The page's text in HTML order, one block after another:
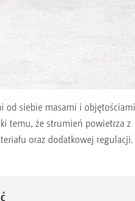
od siebie masami i objętościami
temu, że strumień powietrza z
oraz dodatkowej regulacji.